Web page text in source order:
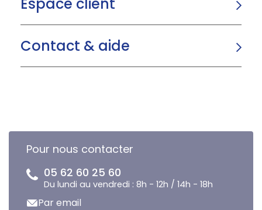
Contact & aide
Pour nous contacter
05 62 60 25 60
Du lundi au vendredi : 8h - 12h / 14h - 18h
Par email